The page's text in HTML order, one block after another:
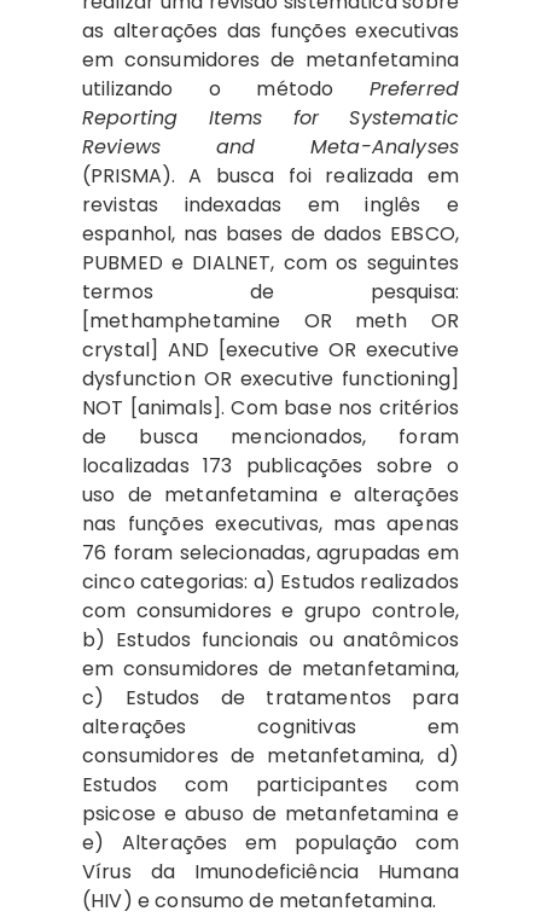
as alterações das funções executivas
em consumidores de metanfetamina
utilizando o método Preferred
Reporting Items for Systematic
Reviews and Meta-Analyses
(PRISMA). A busca foi realizada em
revistas indexadas em inglês e
espanhol, nas bases de dados EBSCO,
PUBMED e DIALNET, com os seguintes
termos de pesquisa:
[methamphetamine OR meth OR
crystal] AND [executive OR executive
dysfunction OR executive functioning]
NOT [animals]. Com base nos critérios
de busca mencionados, foram
localizadas 173 publicações sobre o
uso de metanfetamina e alterações
nas funções executivas, mas apenas
76 foram selecionadas, agrupadas em
cinco categorias: a) Estudos realizados
com consumidores e grupo controle,
b) Estudos funcionais ou anatômicos
em consumidores de metanfetamina,
c) Estudos de tratamentos para
alterações cognitivas em
consumidores de metanfetamina, d)
Estudos com participantes com
psicose e abuso de metanfetamina e
e) Alterações em população com
Vírus da Imunodeficiência Humana
(HIV) e consumo de metanfetamina.